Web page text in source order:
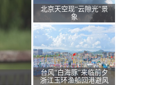
北京天空现“云隙光”景
象
台风“白海豚”来临前夕
浙江玉环渔船回港避风